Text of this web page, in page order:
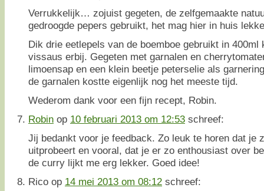
Verrukkelijk… zojuist gegeten, de zelfgemaakte
gedroogde pepers gebruikt, het mag hier in huis
Dik drie eetlepels van de boemboe gebruikt in
vissaus erbij. Gegeten met garnalen en
limoensap en een klein beetje peterselie als
de garnalen kostte eigenlijk nog het meeste tijd.
Wederom dank voor een fijn recept, Robin.
Robin op 10 februari 2013 om 12:53 schreef:
Jij bedankt voor je feedback. Zo leuk te horen dat je
uitprobeert en vooral, dat je er zo enthousiast over
de curry lijkt me erg lekker. Goed idee!
Rico op 14 mei 2013 om 08:12 schreef: